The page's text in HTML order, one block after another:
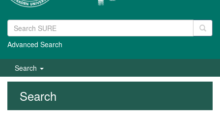
Advanced Search
Search
Search